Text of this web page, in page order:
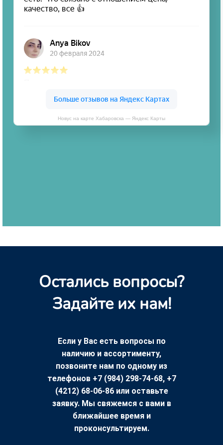
Новус на карте Хабаровска — Яндекс Карты
Остались вопросы?
Задайте их нам!
Если у Вас есть вопросы по
наличию и ассортименту,
позвоните нам по одному из
телефонов +7 (984) 298-74-68, +7
(4212) 68-06-86 или оставьте
заявку. Мы свяжемся с вами в
ближайшее время и
проконсультируем.